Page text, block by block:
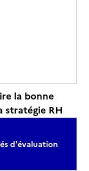
la bonne
stratégie RH
d'évaluation